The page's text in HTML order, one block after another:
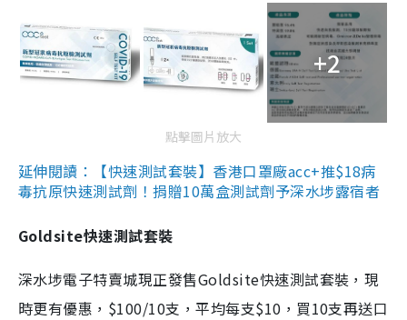
+2
點擊圖片放大
延伸閱讀：【快速測試套裝】香港口罩廠acc+推$18病
毒抗原快速測試劑！捐贈10萬盒測試劑予深水埗露宿者
Goldsite快速測試套裝
深水埗電子特賣城現正發售Goldsite快速測試套裝，現
時更有優惠，$100/10支，平均每支$10，買10支再送口